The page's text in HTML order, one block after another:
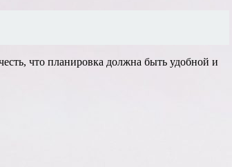
что планировка должна быть удобной и